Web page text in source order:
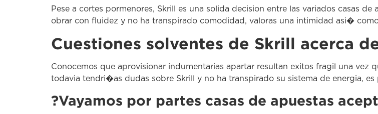
Pese a cortes pormenores, Skrill es una solida decision entre las variados casas
obrar con fluidez y no ha transpirado comodidad, valoras una intimidad asi�
Cuestiones solventes de Skrill acerca
Conocemos que aprovisionar indumentarias apartar resultan exitos fragil una vez
todavia tendri�as dudas sobre Skrill y no ha transpirado su sistema de energia, es
?Vayamos por partes casas de apuestas